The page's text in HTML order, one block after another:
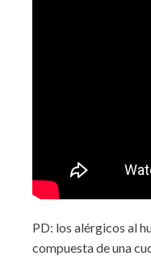
PD: los alérgicos al
compuesta de una